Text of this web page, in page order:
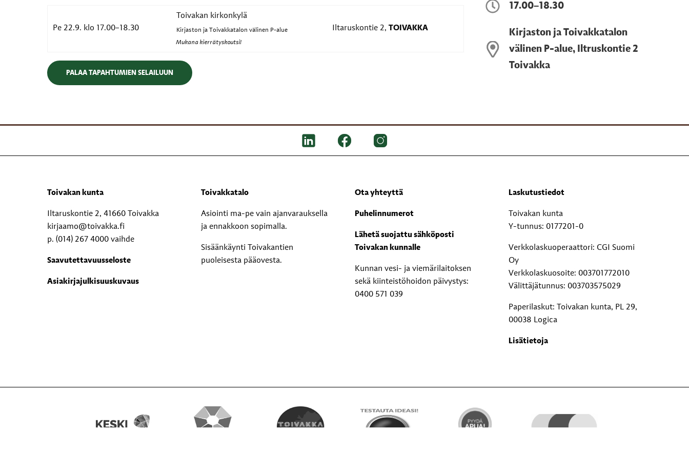
Pe 22.9. klo 17.00–18.30
Toivakan kirkonkylä
Kirjaston ja Toivakkatalon välinen P-alue
Mukana kierrätyskoutsi!
Iltaruskontie 2, TOIVAKKA
PALAA TAPAHTUMIEN SELAILUUN
17.00–18.30
Kirjaston ja Toivakkatalon
välinen P-alue, Iltruskontie 2
Toivakka
Toivakan kunta
Iltaruskontie 2, 41660 Toivakka
kirjaamo@toivakka.fi
p. (014) 267 4000 vaihde
Saavutettavuusseloste
Asiakirjajulkisuuskuvaus
Toivakkatalo
Asiointi ma-pe vain ajanvarauksella
ja ennakkoon sopimalla.
Sisäänkäynti Toivakantien
puoleisesta pääovesta.
Ota yhteyttä
Puhelinnumerot
Lähetä suojattu sähköposti
Toivakan kunnalle
Kunnan vesi- ja viemärilaitoksen
sekä kiinteistöhoidon päivystys:
0400 571 039
Laskutustiedot
Toivakan kunta
Y-tunnus: 0177201-0
Verkkolaskuoperaattori: CGI Suomi
Oy
Verkkolaskuosoite: 003701772010
Välittäjätunnus: 003703575029
Paperilaskut: Toivakan kunta, PL 29,
00038 Logica
Lisätietoja